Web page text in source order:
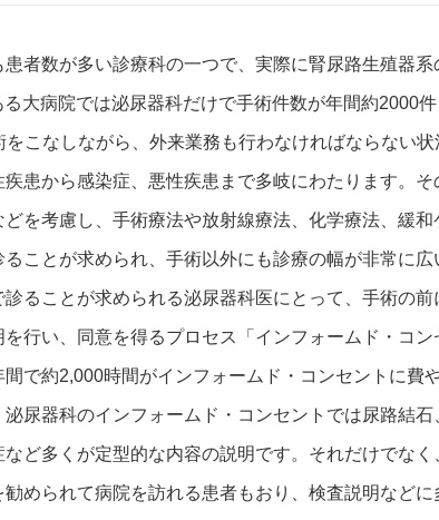
者数が多い診療科の一つで、実際に腎尿路生殖器系
大病院では泌尿器科だけで手術件数が年間約2000
こなしながら、外来業務も行わなければならない
患から感染症、悪性疾患まで多岐にわたります。
を考慮し、手術療法や放射線療法、化学療法、緩
ことが求められ、手術以外にも診療の幅が非常に
ることが求められる泌尿器科医にとって、手術の
行い、同意を得るプロセス「インフォームド・コ
で約2,000時間がインフォームド・コンセントに費
尿器科のインフォームド・コンセントでは尿路結石
ど多くが定型的な内容の説明です。それだけでなく
められて病院を訪れる患者もおり、検査説明などに